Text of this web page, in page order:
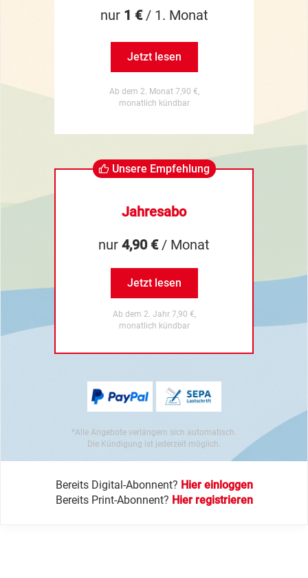
nur 1 €/ 1. Monat
Jetzt lesen
Ab dem 2. Monat 7,90 €,
monatlich kündbar
Unsere Empfehlung
Jahresabo
nur 4,90 €/ Monat
Jetzt lesen
Ab dem 2. Jahr 7,90 €,
monatlich kündbar
*Alle Angebote verlängern sich automatisch.
Die Kündigung ist jederzeit möglich.
Bereits Digital-Abonnent? Hier einloggen
Bereits Print-Abonnent? Hier registrieren